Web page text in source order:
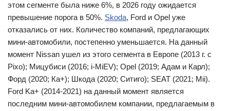
этом сегменте была ниже 6%, в 2026 году ожидается
превышение порога в 50%. Skoda, Ford и Opel уже
отказались от них. Количество компаний, предлагающих
мини-автомобили, постепенно уменьшается. На данный
момент Nissan ушел из этого сегмента в Европе (2013 г. с
Pixo); Мицубиси (2016; i-MiEV); Opel (2019; Адам и Карл);
Форд (2020; Ка+); Шкода (2020; Ситиго); SEAT (2021; Mii).
Ford Ka+ (2014-2021) на данный момент является
последним мини-автомобилем компании, предлагаемым в